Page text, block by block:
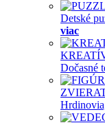
Detské
viac
Dočasné